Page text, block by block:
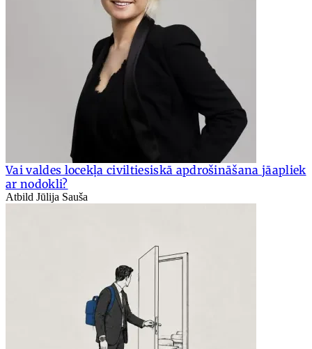
Vai valdes locekļa civiltiesiskā apdrošināšana jāapliek
ar nodokli?
Atbild Jūlija Sauša